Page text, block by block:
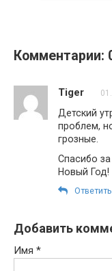
Комментарии:
Tiger
Детский
проблем,
грозные.
Спасибо
Новый Год!
Ответить
Добавить
Имя *